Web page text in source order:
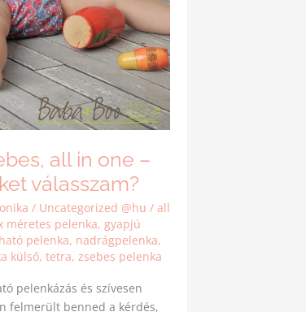
all in one –
válasszam?
/ Uncategorized @hu / all
méretes pelenka, gyapjú
pelenka, nadrágpelenka,
külső, tetra, zsebes pelenka
pelenkázás és szívesen
felmerült benned a kérdés,